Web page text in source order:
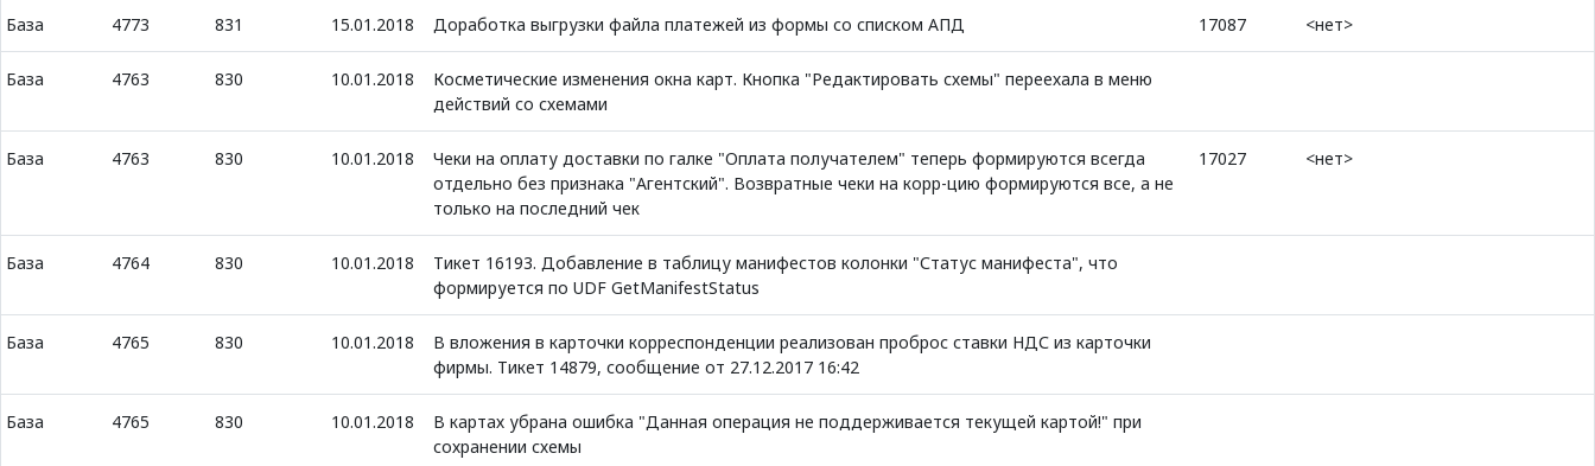
База 4773 831 15.01.2018 Доработка выгрузки файла платежей из формы со списком АПД 17087 <нет>
База 4763 830 10.01.2018
Косметические изменения окна карт. Кнопка "Редактировать схемы" переехала в меню
действий со схемами
База 4763 830 10.01.2018
Чеки на оплату доставки по галке "Оплата получателем" теперь формируются всегда
отдельно без признака "Агентский". Возвратные чеки на корр-цию формируются все, а не
только на последний чек
17027 <нет>
База 4764 830 10.01.2018
Тикет 16193. Добавление в таблицу манифестов колонки "Статус манифеста", что
формируется по UDF GetManifestStatus
База 4765 830 10.01.2018
В вложения в карточки корреспонденции реализован проброс ставки НДС из карточки
фирмы. Тикет 14879, сообщение от 27.12.2017 16:42
База 4765 830 10.01.2018
В картах убрана ошибка "Данная операция не поддерживается текущей картой!" при
сохранении схемы